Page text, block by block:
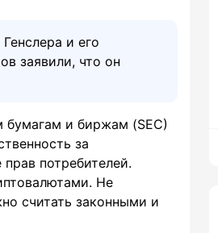
и его
заявили, что он
бумагам и биржам (SEC)
за
потребителей.
Не
считать законными и